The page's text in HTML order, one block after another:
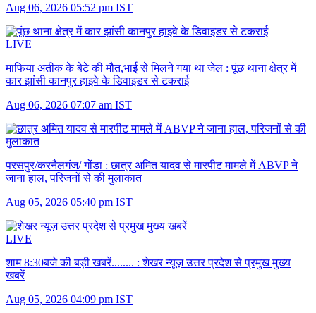
Aug 06, 2026 05:52 pm IST
LIVE
माफिया अतीक के बेटे की मौत,भाई से मिलने गया था जेल : पूंछ थाना क्षेत्र में
कार झांसी कानपुर हाइवे के डिवाइडर से टकराई
Aug 06, 2026 07:07 am IST
परसपुर/करनैलगंज/ गोंडा : छात्र अमित यादव से मारपीट मामले में ABVP ने
जाना हाल, परिजनों से की मुलाकात
Aug 05, 2026 05:40 pm IST
LIVE
शाम 8:30बजे की बड़ी खबरें........ : शेखर न्यूज़ उत्तर प्रदेश से प्रमुख मुख्य
खबरें
Aug 05, 2026 04:09 pm IST